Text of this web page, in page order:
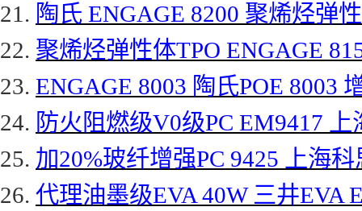
21. 陶氏 ENGAGE 8200 聚烯烃弹
22. 聚烯烃弹性体TPO ENGAGE
23. ENGAGE 8003 陶氏POE 8003
24. 防火阻燃级V0级PC EM9417 上
25. 加20%玻纤增强PC 9425 上海
26. 代理油墨级EVA 40W 三井EVA